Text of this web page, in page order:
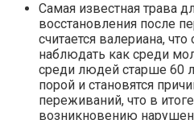
Самая известная трава
восстановления после
считается валериана,
наблюдать как среди
среди людей старше 60
порой и становятся
переживаний, что в
возникновению